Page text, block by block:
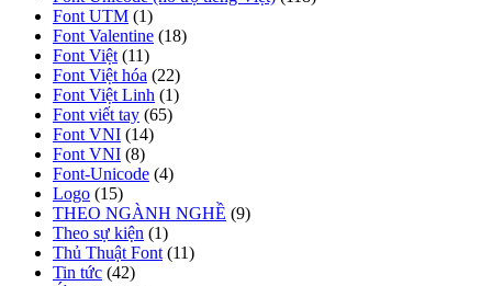
Font UTM (1)
Font Valentine (18)
Font Việt (11)
Font Việt hóa (22)
Font Việt Linh (1)
Font viết tay (65)
Font VNI (14)
Font VNI (8)
Font-Unicode (4)
Logo (15)
THEO NGÀNH NGHỀ (9)
Theo sự kiện (1)
Thủ Thuật Font (11)
Tin tức (42)